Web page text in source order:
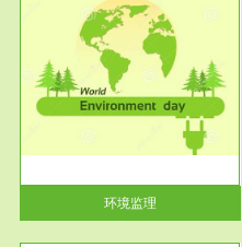
环境监理
服务范围
VOCs在线监测
根据《重点区域大气污染防
治“十二五”规划》有机废气净化
率达...